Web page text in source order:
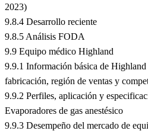
2023)
9.8.4 Desarrollo reciente
9.8.5 Análisis FODA
9.9 Equipo médico Highland
9.9.1 Información básica de
fabricación, región de ventas y
9.9.2 Perfiles, aplicación y
Evaporadores de gas anestésico
9.9.3 Desempeño del mercado de